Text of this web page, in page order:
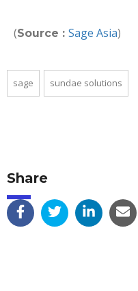
(Source : Sage Asia)
sage sundae solutions
Share